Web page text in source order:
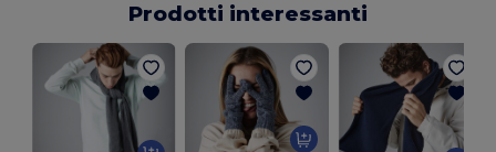
Prodotti interessanti